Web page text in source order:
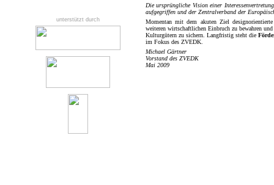
Die ursprüngliche Vision einer
aufgegriffen und der Zentralverband der
Momentan mit dem akuten Ziel
weiteren wirtschaftlichen Einbruch zu bewahren
Kulturgütern zu sichern. Langfristig steht die
im Fokus des ZVEDK.
Michael Gärtner
Vorstand des ZVEDK
Mai 2009
unterstützt durch